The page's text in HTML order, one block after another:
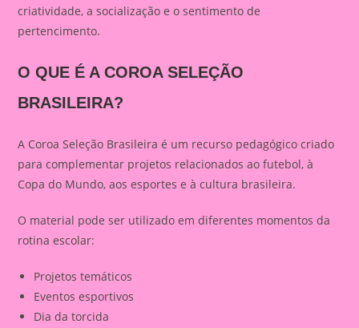
criatividade, a socialização e o sentimento de
pertencimento.
O QUE É A COROA SELEÇÃO
BRASILEIRA?
A Coroa Seleção Brasileira é um recurso pedagógico criado
para complementar projetos relacionados ao futebol, à
Copa do Mundo, aos esportes e à cultura brasileira.
O material pode ser utilizado em diferentes momentos da
rotina escolar:
Projetos temáticos
Eventos esportivos
Dia da torcida